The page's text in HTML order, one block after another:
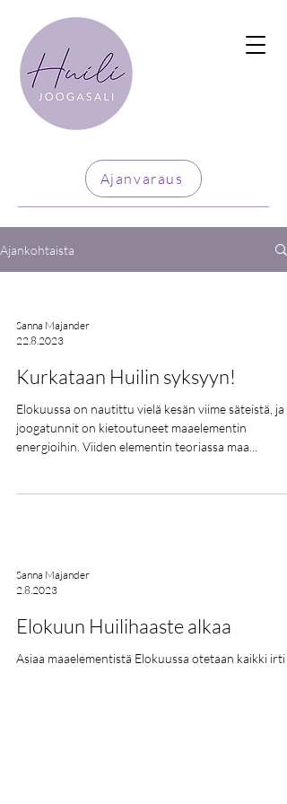
Ajanvaraus
Ajankohtaista
Sanna Majander
22.8.2023
Kurkataan Huilin syksyyn!
Elokuussa on nautittu vielä kesän viime säteistä, ja
joogatunnit on kietoutuneet maaelementin
energioihin. Viiden elementin teoriassa maa...
Sanna Majander
2.8.2023
Elokuun Huilihaaste alkaa
Asiaa maaelementistä Elokuussa otetaan kaikki irti